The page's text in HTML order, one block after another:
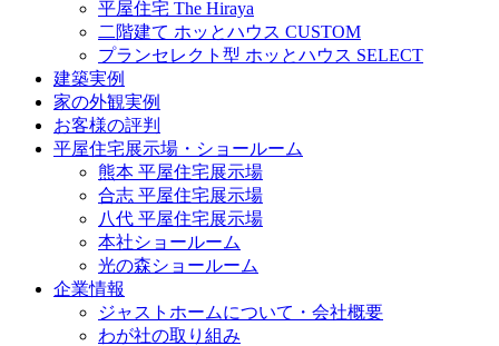
平屋住宅 The Hiraya
二階建て ホッとハウス CUSTOM
プランセレクト型 ホッとハウス SELECT
建築実例
家の外観実例
お客様の評判
平屋住宅展示場・ショールーム
熊本 平屋住宅展示場
合志 平屋住宅展示場
八代 平屋住宅展示場
本社ショールーム
光の森ショールーム
企業情報
ジャストホームについて・会社概要
わが社の取り組み